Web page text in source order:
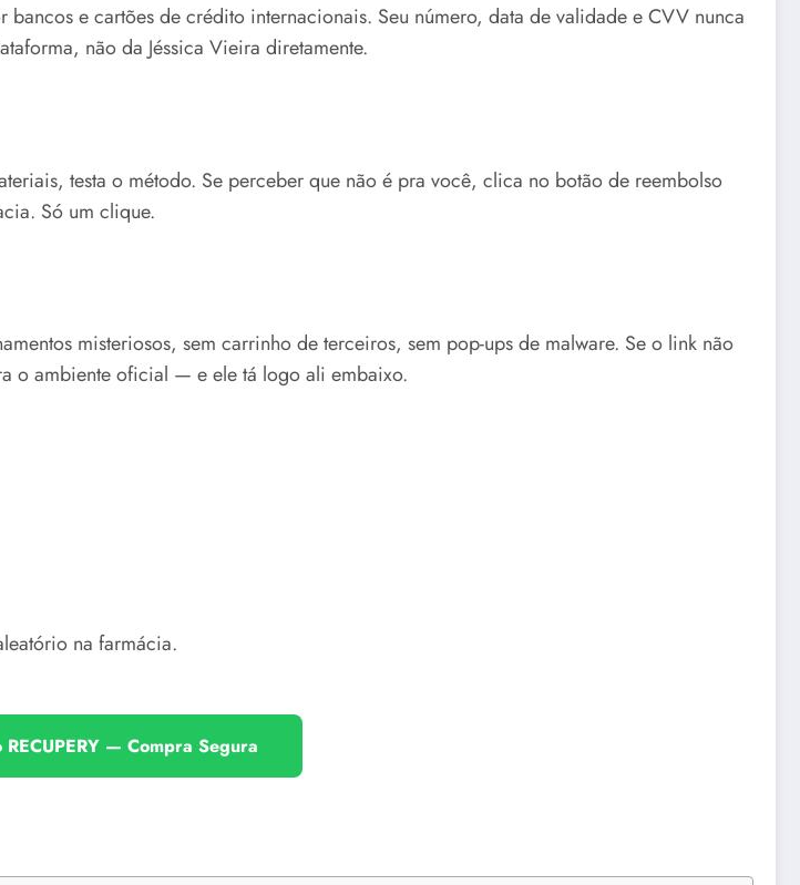
e cartões de crédito internacionais. Seu número, data de validade e CVV nunca
não da Jéssica Vieira diretamente.
testa o método. Se perceber que não é pra você, clica no botão de reembolso
Só um clique.
misteriosos, sem carrinho de terceiros, sem pop-ups de malware. Se o link não
o ambiente oficial — e ele tá logo ali embaixo.
na farmácia.
RECUPERY — Compra Segura